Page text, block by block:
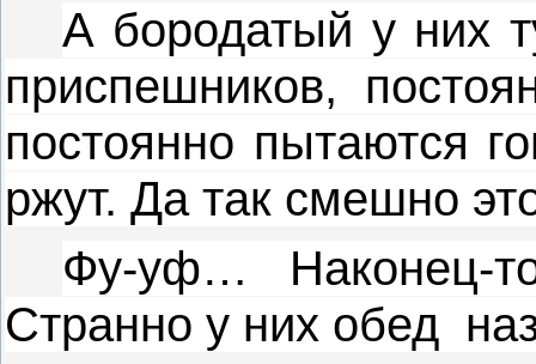
А бородатый у них
приспешников,
постоянно пытаются
ржут. Да так смешно
Фу-уф… Наконец-
Странно у них обед